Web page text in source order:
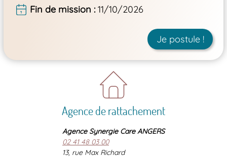
Fin de mission
11/10/2026
Je postule !
Agence de rattachement
Agence Synergie Care ANGERS
02 41 48 03 00
13, rue Max Richard